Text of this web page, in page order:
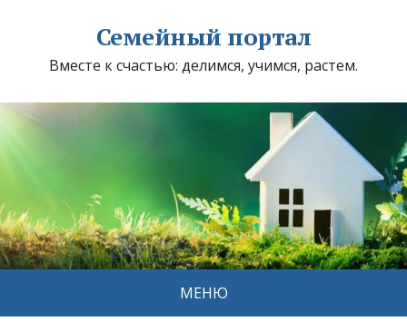
Семейный портал
Вместе к счастью: делимся, учимся, растем.
МЕНЮ